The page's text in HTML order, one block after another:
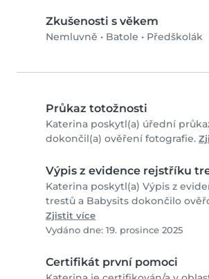
Zkušenosti s věkem
Nemluvně • Batole • Předškolák
Průkaz totožnosti
Katerina poskytl(a) úřední
dokončil(a) ověření fotografie.
Výpis z evidence rejstříku
Katerina poskytl(a) Výpis z
trestů a Babysits dokončilo
Zjistit více
Vydáno dne: 19. prosince 2025
Certifikát první pomoci